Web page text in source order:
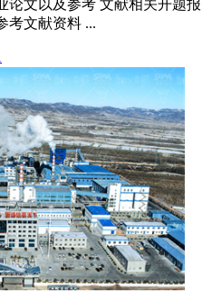
论文以及参考 文献相关开题报
考文献资料 ...